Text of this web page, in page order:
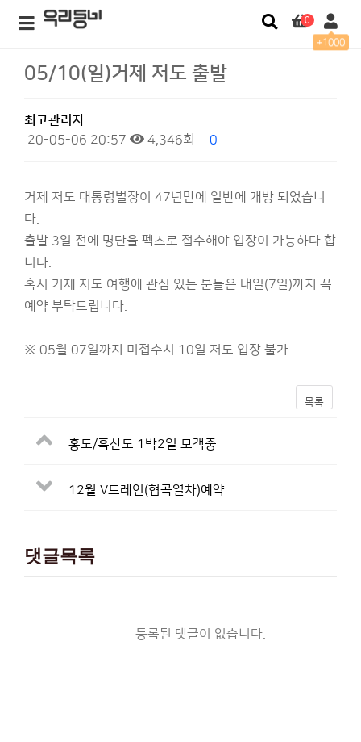
0
+1000
05/10(일)거제 저도 출발
최고관리자
20-05-06 20:57
4,346회 0
거제 저도 대통령별장이 47년만에 일반에 개방 되었습니
다.
출발 3일 전에 명단을 펙스로 접수해야 입장이 가능하다 합
니다.
혹시 거제 저도 여행에 관심 있는 분들은 내일(7일)까지 꼭
예약 부탁드립니다.
※ 05월 07일까지 미접수시 10일 저도 입장 불가
목록
홍도/흑산도 1박2일 모객중
12월 V트레인(협곡열차)예약
댓글목록
등록된 댓글이 없습니다.